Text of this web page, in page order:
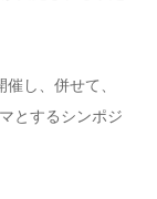
し、併せて、
とするシンポジ